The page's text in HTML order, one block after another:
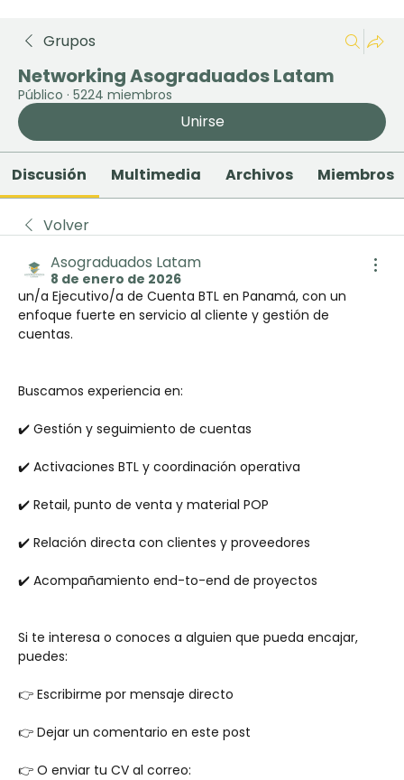
Grupos
Networking Asograduados Latam
Público · 5224 miembros
Unirse
Discusión Multimedia Archivos Miembros
Volver
Asograduados Latam
8 de enero de 2026
un/a Ejecutivo/a de Cuenta BTL en Panamá, con un
enfoque fuerte en servicio al cliente y gestión de
cuentas.
Buscamos experiencia en:
✔️ Gestión y seguimiento de cuentas
✔️ Activaciones BTL y coordinación operativa
✔️ Retail, punto de venta y material POP
✔️ Relación directa con clientes y proveedores
✔️ Acompañamiento end-to-end de proyectos
Si te interesa o conoces a alguien que pueda encajar,
puedes:
👉 Escribirme por mensaje directo
👉 Dejar un comentario en este post
👉 O enviar tu CV al correo: